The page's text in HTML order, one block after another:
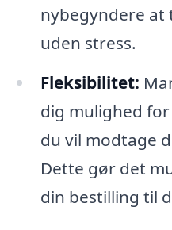
nybegyndere
uden stress.
Fleksibilitet:
dig mulighed
du vil modtage
Dette gør det
din bestilling til